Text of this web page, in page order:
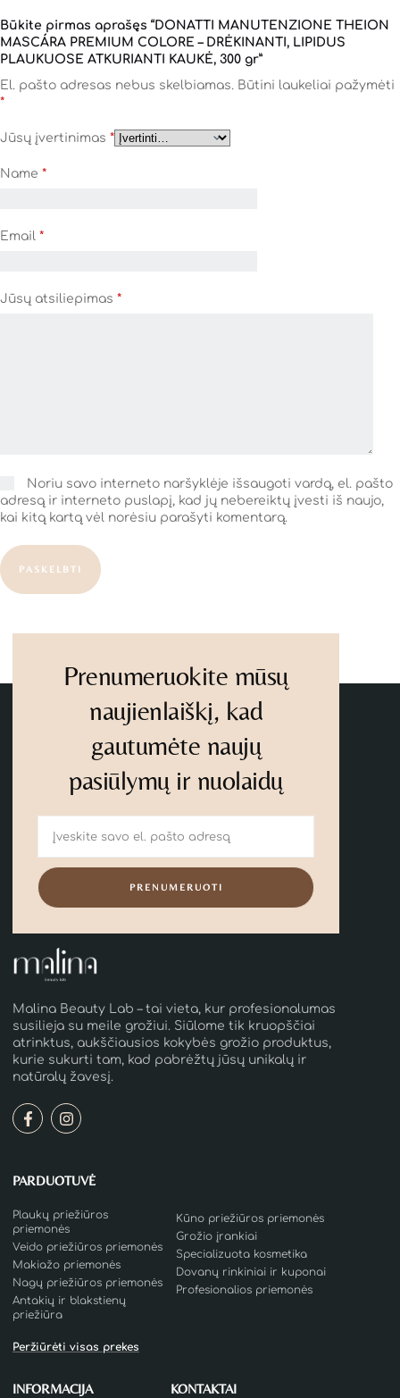
Būkite pirmas aprašęs “DONATTI MANUTENZIONE THEION
MASCÁRA PREMIUM COLORE – DRĖKINANTI, LIPIDUS
PLAUKUOSE ATKURIANTI KAUKĖ, 300 gr”
El. pašto adresas nebus skelbiamas. Būtini laukeliai pažymėti
*
Jūsų įvertinimas *
Name *
Email *
Jūsų atsiliepimas *
Noriu savo interneto naršyklėje išsaugoti vardą, el. pašto
adresą ir interneto puslapį, kad jų nebereiktų įvesti iš naujo,
kai kitą kartą vėl norėsiu parašyti komentarą.
PASKELBTI
Prenumeruokite mūsų
naujienlaiškį, kad
gautumėte naujų
pasiūlymų ir nuolaidų
PRENUMERUOTI
Malina Beauty Lab – tai vieta, kur profesionalumas
susilieja su meile grožiui. Siūlome tik kruopščiai
atrinktus, aukščiausios kokybės grožio produktus,
kurie sukurti tam, kad pabrėžtų jūsų unikalų ir
natūralų žavesį.
PARDUOTUVĖ
Plaukų priežiūros
priemonės
Veido priežiūros priemonės
Makiažo priemonės
Nagų priežiūros priemonės
Antakių ir blakstienų
priežiūra
Peržiūrėti visas prekes
Kūno priežiūros priemonės
Grožio įrankiai
Specializuota kosmetika
Dovanų rinkiniai ir kuponai
Profesionalios priemonės
INFORMACIJA KONTAKTAI